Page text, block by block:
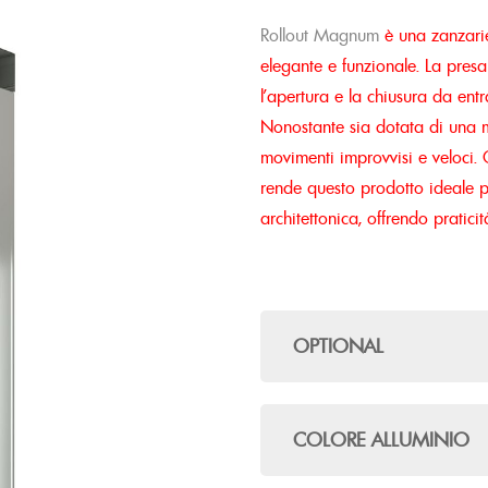
Rollout Magnum è una
elegante e funzionale. La
l’apertura e la chiusura da
Nonostante sia dotata di una
movimenti improvvisi e
rende questo prodotto ideale
architettonica, offrendo
OPTIONAL
COLORE ALLUMINIO